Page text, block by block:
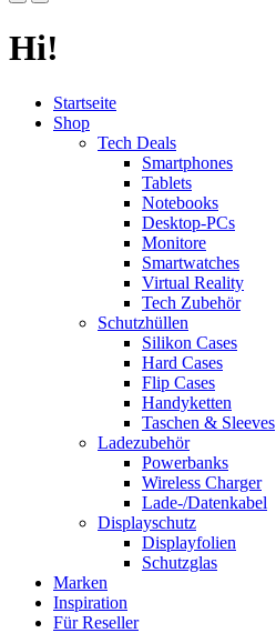
Hi!
Startseite
Shop
Tech Deals
Smartphones
Tablets
Notebooks
Desktop-PCs
Monitore
Smartwatches
Virtual Reality
Tech Zubehör
Schutzhüllen
Silikon Cases
Hard Cases
Flip Cases
Handyketten
Taschen & Sleeves
Ladezubehör
Powerbanks
Wireless Charger
Lade-/Datenkabel
Displayschutz
Displayfolien
Schutzglas
Marken
Inspiration
Für Reseller